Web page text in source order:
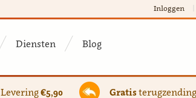
Inloggen
Diensten Blog
Levering€5,90 Gratisterugzending